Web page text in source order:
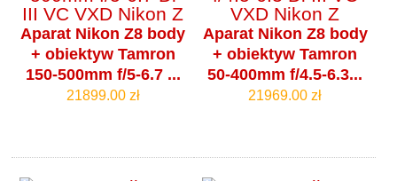
Aparat Nikon Z8 body
+ obiektyw Tamron
150-500mm f/5-6.7 ...
21899.00 zł
Aparat Nikon Z8 body
+ obiektyw Tamron
50-400mm f/4.5-6.3...
21969.00 zł